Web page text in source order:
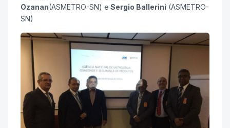
Ozanan(ASMETRO-SN) e Sergio Ballerini (ASMETRO-
SN)